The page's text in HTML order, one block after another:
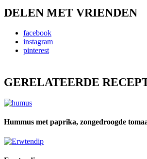
DELEN MET VRIENDEN
facebook
instagram
pinterest
GERELATEERDE
Hummus met paprika, zongedroogde